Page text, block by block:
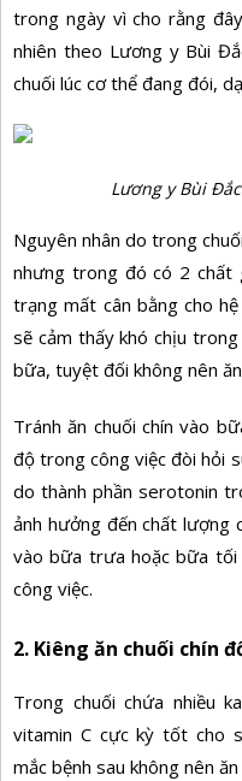
trong ngày vì cho rằng
nhiên theo Lương y Bùi
chuối lúc cơ thể đang đói,
Lương y Bùi
Nguyên nhân do trong
nhưng trong đó có 2 chất
trạng mất cân bằng cho
sẽ cảm thấy khó chịu
bữa, tuyệt đối không nên
Tránh ăn chuối chín vào
độ trong công việc đòi hỏi
do thành phần serotonin
ảnh hưởng đến chất lượng
vào bữa trưa hoặc bữa tối
công việc.
2. Kiêng ăn chuối chín
Trong chuối chứa nhiều
vitamin C cực kỳ tốt cho
mắc bệnh sau không nên ăn